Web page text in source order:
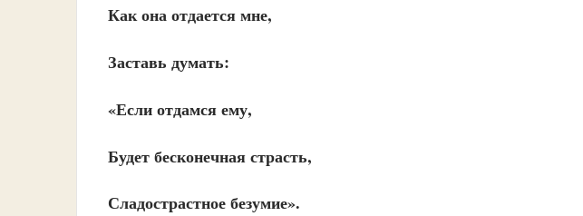
Как она отдается мне,
Заставь думать:
«Если отдамся ему,
Будет бесконечная страсть,
Сладострастное безумие».